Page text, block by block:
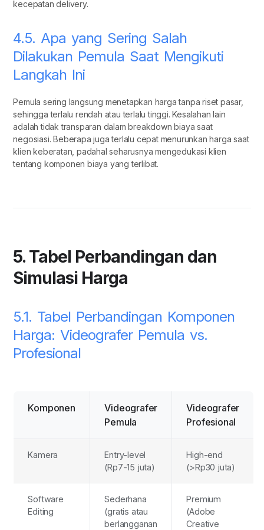
kecepatan delivery.
4.5. Apa yang Sering Salah
Dilakukan Pemula Saat Mengikuti
Langkah Ini
Pemula sering langsung menetapkan harga tanpa riset pasar,
sehingga terlalu rendah atau terlalu tinggi. Kesalahan lain
adalah tidak transparan dalam breakdown biaya saat
negosiasi. Beberapa juga terlalu cepat menurunkan harga saat
klien keberatan, padahal seharusnya mengedukasi klien
tentang komponen biaya yang terlibat.
5. Tabel Perbandingan dan
Simulasi Harga
5.1. Tabel Perbandingan Komponen
Harga: Videografer Pemula vs.
Profesional
Komponen
Videografer
Pemula
Videografer
Profesional
Kamera
Entry-level
(Rp7-15 juta)
High-end
(>Rp30 juta)
Software
Editing
Sederhana
(gratis atau
berlangganan
Premium
(Adobe
Creative